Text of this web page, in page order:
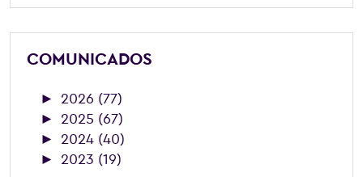
COMUNICADOS
► 2026 (77)
► 2025 (67)
► 2024 (40)
► 2023 (19)